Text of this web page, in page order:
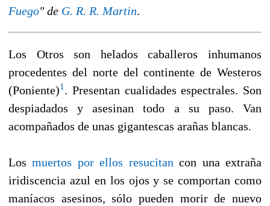
Fuego" de G. R. R. Martin.
Los Otros son helados caballeros inhumanos
procedentes del norte del continente de Westeros
(Poniente)1 . Presentan cualidades espectrales. Son
despiadados y asesinan todo a su paso. Van
acompañados de unas gigantescas arañas blancas.
Losmuertos por ellos resucitan con una extraña
iridiscencia azul en los ojos y se comportan como
maníacos asesinos, sólo pueden morir de nuevo